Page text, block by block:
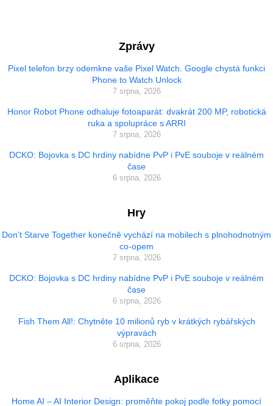
Zprávy
Pixel telefon brzy odemkne vaše Pixel Watch. Google chystá funkci
Phone to Watch Unlock
7 srpna, 2026
Honor Robot Phone odhaluje fotoaparát: dvakrát 200 MP, robotická
ruka a spolupráce s ARRI
7 srpna, 2026
DCKO: Bojovka s DC hrdiny nabídne PvP i PvE souboje v reálném
čase
6 srpna, 2026
Hry
Don’t Starve Together konečně vychází na mobilech s plnohodnotným
co-opem
7 srpna, 2026
DCKO: Bojovka s DC hrdiny nabídne PvP i PvE souboje v reálném
čase
6 srpna, 2026
Fish Them All!: Chytněte 10 milionů ryb v krátkých rybářských
výpravách
6 srpna, 2026
Aplikace
Home AI – AI Interior Design: proměňte pokoj podle fotky pomocí